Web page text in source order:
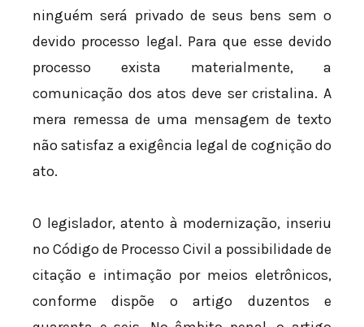
ninguém será privado de seus bens sem o
devido processo legal. Para que esse devido
processo exista materialmente, a
comunicação dos atos deve ser cristalina. A
mera remessa de uma mensagem de texto
não satisfaz a exigência legal de cognição do
ato.
O legislador, atento à modernização, inseriu
no Código de Processo Civil a possibilidade de
citação e intimação por meios eletrônicos,
conforme dispõe o artigo duzentos e